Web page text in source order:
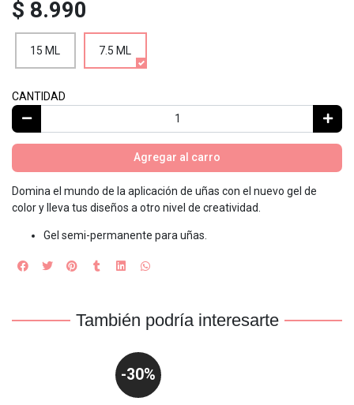
$ 8.990
15 ML 7.5 ML
CANTIDAD
Agregar al carro
Domina el mundo de la aplicación de uñas con el nuevo gel de
color y lleva tus diseños a otro nivel de creatividad.
Gel semi-permanente para uñas.
También podría interesarte
-30%